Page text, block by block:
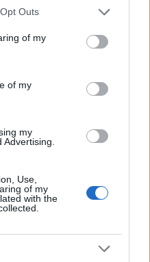
Outs
of my
of my
my
Use,
of my
with the
ma tutte prive
ciclisti, a cominciare
Quindi, piste
che si sviluppano in
al lavoro sudato).
multipiano o
caotici garage a
ferme dalla strada
che riduce
aggiuntivo di avere
le misure
metrò, parcheggi